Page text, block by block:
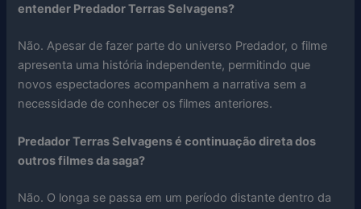
entender Predador Terras Selvagens?
Não. Apesar de fazer parte do universo Predador, o filme
apresenta uma história independente, permitindo que
novos espectadores acompanhem a narrativa sem a
necessidade de conhecer os filmes anteriores.
Predador Terras Selvagens é continuação direta dos
outros filmes da saga?
Não. O longa se passa em um período distante dentro da